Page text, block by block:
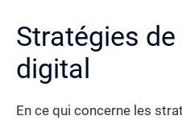
Stratégies
digital
En ce qui concerne les